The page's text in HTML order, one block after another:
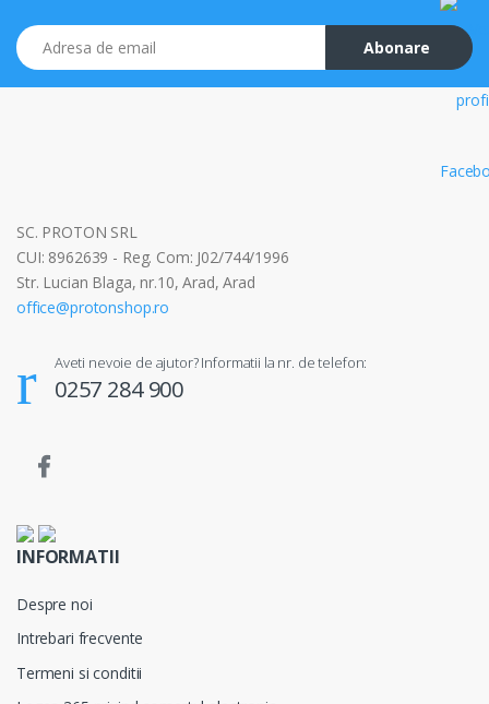
Adresa de email
Abonare
SC. PROTON SRL
CUI: 8962639 - Reg. Com: J02/744/1996
Str. Lucian Blaga, nr.10, Arad, Arad
office@protonshop.ro
Aveti nevoie de ajutor? Informatii la nr. de telefon:
0257 284 900
INFORMATII
Despre noi
Intrebari frecvente
Termeni si conditii